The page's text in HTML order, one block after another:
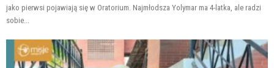
jako pierwsi pojawiają się w Oratorium. Najmłodsza Yolymar ma 4-latka, ale radzi
sobie...